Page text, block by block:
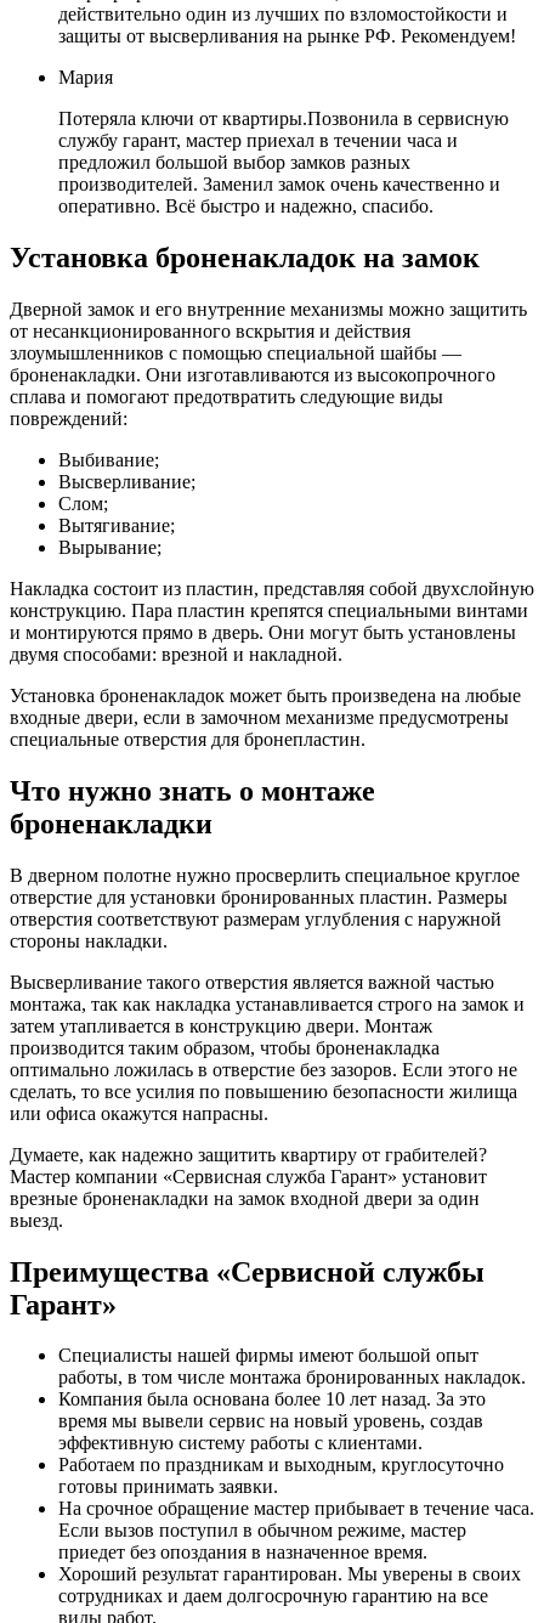
действительно один из лучших по взломостойкости и
защиты от высверливания на рынке РФ. Рекомендуем!
Мария
Потеряла ключи от квартиры.Позвонила в сервисную
службу гарант, мастер приехал в течении часа и
предложил большой выбор замков разных
производителей. Заменил замок очень качественно и
оперативно. Всё быстро и надежно, спасибо.
Установка броненакладок на замок
Дверной замок и его внутренние механизмы можно защитить
от несанкционированного вскрытия и действия
злоумышленников с помощью специальной шайбы —
броненакладки. Они изготавливаются из высокопрочного
сплава и помогают предотвратить следующие виды
повреждений:
Выбивание;
Высверливание;
Слом;
Вытягивание;
Вырывание;
Накладка состоит из пластин, представляя собой двухслойную
конструкцию. Пара пластин крепятся специальными винтами
и монтируются прямо в дверь. Они могут быть установлены
двумя способами: врезной и накладной.
Установка броненакладок может быть произведена на любые
входные двери, если в замочном механизме предусмотрены
специальные отверстия для бронепластин.
Что нужно знать о монтаже
броненакладки
В дверном полотне нужно просверлить специальное круглое
отверстие для установки бронированных пластин. Размеры
отверстия соответствуют размерам углубления с наружной
стороны накладки.
Высверливание такого отверстия является важной частью
монтажа, так как накладка устанавливается строго на замок и
затем утапливается в конструкцию двери. Монтаж
производится таким образом, чтобы броненакладка
оптимально ложилась в отверстие без зазоров. Если этого не
сделать, то все усилия по повышению безопасности жилища
или офиса окажутся напрасны.
Думаете, как надежно защитить квартиру от грабителей?
Мастер компании «Сервисная служба Гарант» установит
врезные броненакладки на замок входной двери за один
выезд.
Преимущества «Сервисной службы
Гарант»
Специалисты нашей фирмы имеют большой опыт
работы, в том числе монтажа бронированных накладок.
Компания была основана более 10 лет назад. За это
время мы вывели сервис на новый уровень, создав
эффективную систему работы с клиентами.
Работаем по праздникам и выходным, круглосуточно
готовы принимать заявки.
На срочное обращение мастер прибывает в течение часа.
Если вызов поступил в обычном режиме, мастер
приедет без опоздания в назначенное время.
Хороший результат гарантирован. Мы уверены в своих
сотрудниках и даем долгосрочную гарантию на все
виды работ.